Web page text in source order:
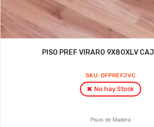
PISO PREF VIRARO 9X80XLV
SKU: DFPREFJVC
No hay Stock
Pisos de Madera